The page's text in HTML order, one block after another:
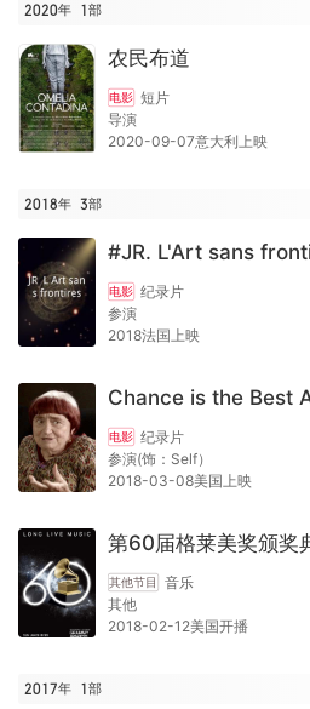
2020年 1部
农民布道
电影 短片
导演
2020-09-07意大利上映
2018年 3部
#JR. L'Art sans
电影 纪录片
参演
2018法国上映
Chance is the Best
电影 纪录片
参演(饰：Self）
2018-03-08美国上映
第60届格莱美奖颁奖
其他节目
音乐
其他
2018-02-12美国开播
2017年 1部